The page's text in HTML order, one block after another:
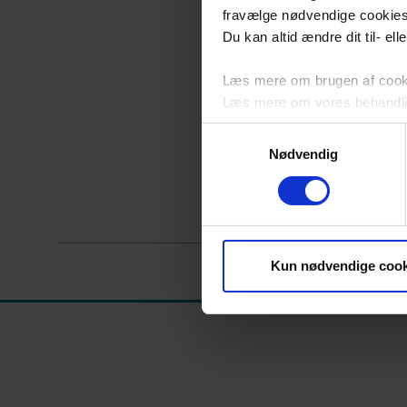
fravælge nødvendige
Du kan altid ændre dit til-
Læs mere om brugen af
Læs mere om vores
Nødvendig
Kun nødvendige